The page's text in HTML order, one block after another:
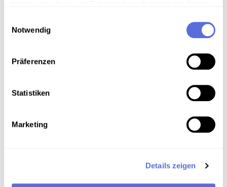
Notwendig
Präferenzen
Statistiken
Marketing
Details zeigen
Verortung in der digitalen Sammlung
Archivbestand Österreichische Mediathek ohne
weitere Sammlungszuordnung